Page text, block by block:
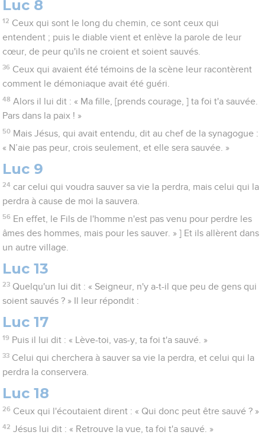
Luc 8
12 Ceux qui sont le long du chemin, ce sont ceux qui
entendent ; puis le diable vient et enlève la parole de leur
cœur, de peur qu'ils ne croient et soient sauvés.
36 Ceux qui avaient été témoins de la scène leur racontèrent
comment le démoniaque avait été guéri.
48 Alors il lui dit : « Ma fille, [prends courage, ] ta foi t'a sauvée.
Pars dans la paix ! »
50 Mais Jésus, qui avait entendu, dit au chef de la synagogue :
« N’aie pas peur, crois seulement, et elle sera sauvée. »
Luc 9
24 car celui qui voudra sauver sa vie la perdra, mais celui qui la
perdra à cause de moi la sauvera.
56 En effet, le Fils de l'homme n'est pas venu pour perdre les
âmes des hommes, mais pour les sauver. » ] Et ils allèrent dans
un autre village.
Luc 13
23 Quelqu'un lui dit : « Seigneur, n'y a-t-il que peu de gens qui
soient sauvés ? » Il leur répondit :
Luc 17
19 Puis il lui dit : « Lève-toi, vas-y, ta foi t'a sauvé. »
33 Celui qui cherchera à sauver sa vie la perdra, et celui qui la
perdra la conservera.
Luc 18
26 Ceux qui l'écoutaient dirent : « Qui donc peut être sauvé ? »
42 Jésus lui dit : « Retrouve la vue, ta foi t'a sauvé. »